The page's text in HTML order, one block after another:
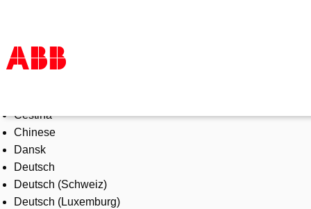
Productos & Soluciones
Industrias
Servicios
Sobre ABB
Dónde comprar
Contáctanos
Čeština
Chinese
Dansk
Deutsch
Deutsch (Schweiz)
Deutsch (Luxemburg)